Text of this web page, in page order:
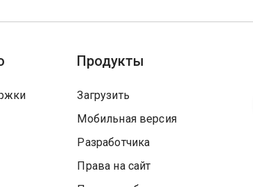
Продукты
Загрузить
Мобильная версия
Разработчика
Права на сайт